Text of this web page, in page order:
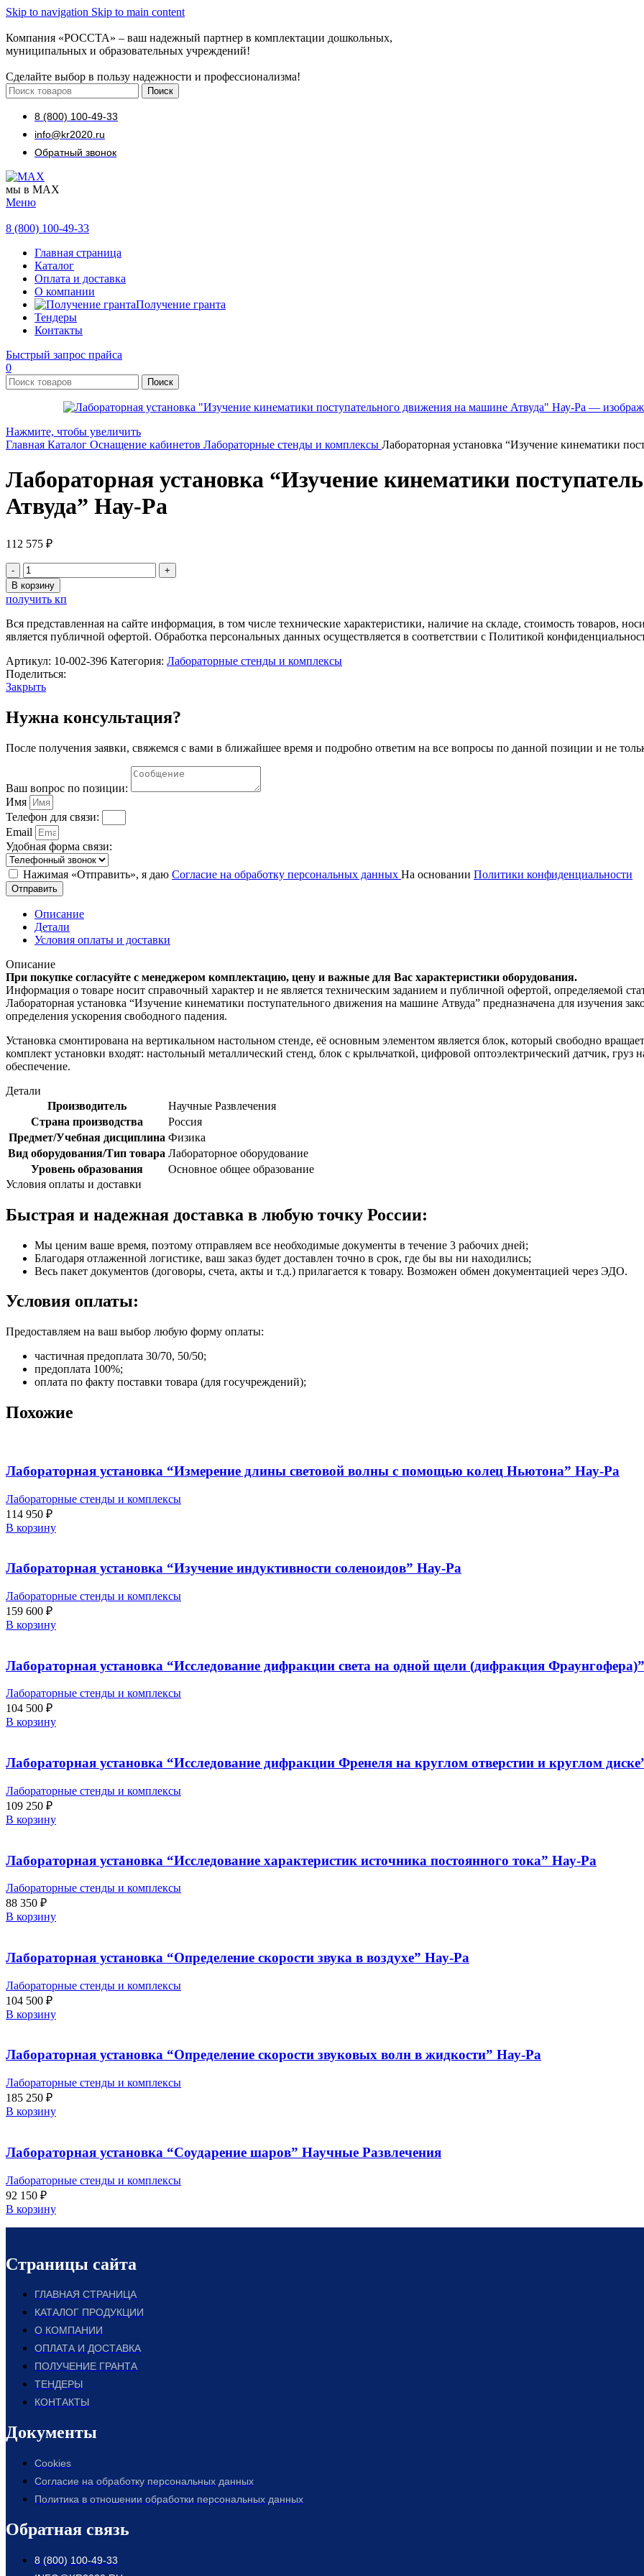
Skip to navigation Skip to main content
Компания «РОССТА» – ваш надежный партнер в комплектации дошкольных,
муниципальных и образовательных учреждений!
Сделайте выбор в пользу надежности и профессионализма!
Поиск
8 (800) 100-49-33
info@kr2020.ru
Обратный звонок
мы в MAX
Меню
8 (800) 100-49-33
Главная страница
Каталог
Оплата и доставка
О компании
Получение гранта
Тендеры
Контакты
Быстрый запрос прайса
0
Поиск
Нажмите, чтобы увеличить
Главная Каталог Оснащение кабинетов Лабораторные стенды и комплексы Лабораторная установка “Изучение кинематики
Лабораторная установка “Изучение кинематики
Атвуда” Нау-Ра
112 575 ₽
Количество
товара
Лабораторная
установка
"Изучение
кинематики
поступательного
движения
на
машине
Ра
В корзину
получить кп
Вся представленная на сайте информация, в том числе технические характеристики, наличие на складе, стоимость товаров,
является публичной офертой. Обработка персональных данных осуществляется в соответствии с Политикой
Артикул: 10-002-396 Категория: Лабораторные стенды и комплексы
Поделиться:
Закрыть
Нужна консультация?
После получения заявки, свяжемся с вами в ближайшее время и подробно ответим на все вопросы по данной позиции и не
Ваш вопрос по позиции:
Имя
Телефон для связи:
Email
Удобная форма связи:
Нажимая «Отправить», я даю Согласие на обработку персональных данных На основании Политики конфиденциальности
Отправить
Описание
Детали
Условия оплаты и доставки
Описание
При покупке согласуйте с менеджером комплектацию, цену и важные для Вас характеристики оборудования.
Информация о товаре носит справочный характер и не является техническим заданием и публичной офертой, определяемой
Лабораторная установка “Изучение кинематики поступательного движения на машине Атвуда” предназначена для изучения
определения ускорения свободного падения.
Установка смонтирована на вертикальном настольном стенде, её основным элементом является блок, который свободно
комплект установки входят: настольный металлический стенд, блок с крыльчаткой, цифровой оптоэлектрический датчик,
обеспечение.
Детали
Производитель
Научные Развлечения
Страна производства
Россия
Предмет/Учебная дисциплина Физика
Вид оборудования/Тип товара Лабораторное оборудование
Уровень образования
Основное общее образование
Условия оплаты и доставки
Быстрая и надежная доставка в любую точку России:
Мы ценим ваше время, поэтому отправляем все необходимые документы в течение 3 рабочих дней;
Благодаря отлаженной логистике, ваш заказ будет доставлен точно в срок, где бы вы ни находились;
Весь пакет документов (договоры, счета, акты и т.д.) прилагается к товару. Возможен обмен документацией через ЭДО.
Условия оплаты:
Предоставляем на ваш выбор любую форму оплаты:
частичная предоплата 30/70, 50/50;
предоплата 100%;
оплата по факту поставки товара (для госучреждений);
Похожие
Лабораторная установка “Измерение длины световой волны с помощью колец Ньютона” Нау-Ра
Лабораторные стенды и комплексы
114 950 ₽
В корзину
Лабораторная установка “Изучение индуктивности соленоидов” Нау-Ра
Лабораторные стенды и комплексы
159 600 ₽
В корзину
Лабораторная установка “Исследование дифракции света на одной щели (дифракция
Лабораторные стенды и комплексы
104 500 ₽
В корзину
Лабораторная установка “Исследование дифракции Френеля на круглом отверстии и круглом
Лабораторные стенды и комплексы
109 250 ₽
В корзину
Лабораторная установка “Исследование характеристик источника постоянного тока” Нау-Ра
Лабораторные стенды и комплексы
88 350 ₽
В корзину
Лабораторная установка “Определение скорости звука в воздухе” Нау-Ра
Лабораторные стенды и комплексы
104 500 ₽
В корзину
Лабораторная установка “Определение скорости звуковых волн в жидкости” Нау-Ра
Лабораторные стенды и комплексы
185 250 ₽
В корзину
Лабораторная установка “Соударение шаров” Научные Развлечения
Лабораторные стенды и комплексы
92 150 ₽
В корзину
Страницы сайта
ГЛАВНАЯ СТРАНИЦА
КАТАЛОГ ПРОДУКЦИИ
О КОМПАНИИ
ОПЛАТА И ДОСТАВКА
ПОЛУЧЕНИЕ ГРАНТА
ТЕНДЕРЫ
КОНТАКТЫ
Документы
Cookies
Согласие на обработку персональных данных
Политика в отношении обработки персональных данных
Обратная связь
8 (800) 100-49-33